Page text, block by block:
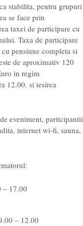
stabilita, pentru grupuri
se face prin
taxei de participare cu
Taxa de participare
pensiune completa si
de aproximativ 120
in regim
12.00. si iesirea
eveniment, participantii
internet wi-fi, sauna,
– 17.00
– 12.00